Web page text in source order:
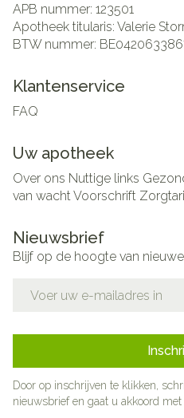
APB nummer: 123501
Apotheek titularis: Valerie
BTW nummer:
Klantenservice
FAQ
Uw apotheek
Over ons Nuttige links
van wachtVoorschrift
Nieuwsbrief
Blijf op de hoogte van
Door op inschrijven te klikken,
nieuwsbrief en gaat u akkoord